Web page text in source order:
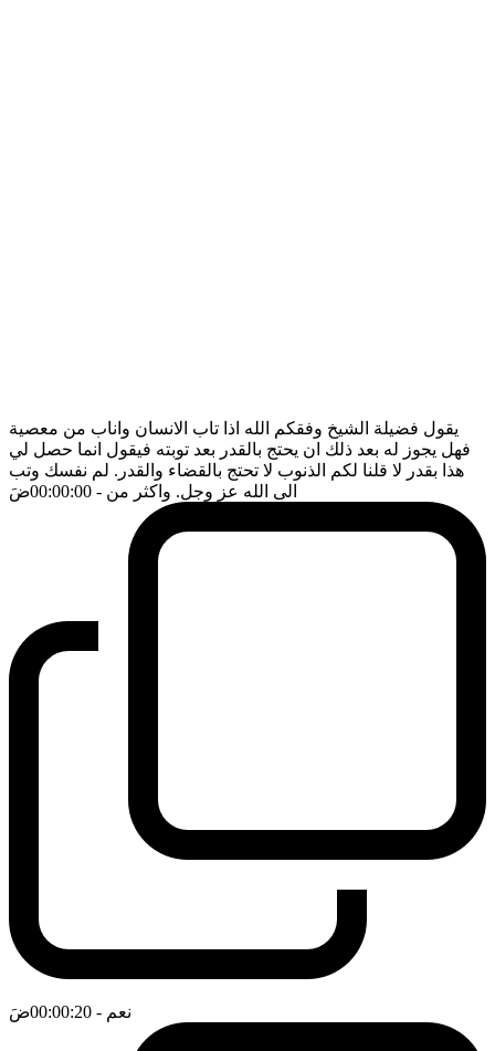
يقول فضيلة الشيخ وفقكم الله اذا تاب الانسان واناب من معصية
فهل يجوز له بعد ذلك ان يحتج بالقدر بعد توبته فيقول انما حصل لي
هذا بقدر لا قلنا لكم الذنوب لا تحتج بالقضاء والقدر. لم نفسك وتب
الى الله عز وجل. واكثر من - 00:00:00 ضَ
نعم - 00:00:20 ضَ